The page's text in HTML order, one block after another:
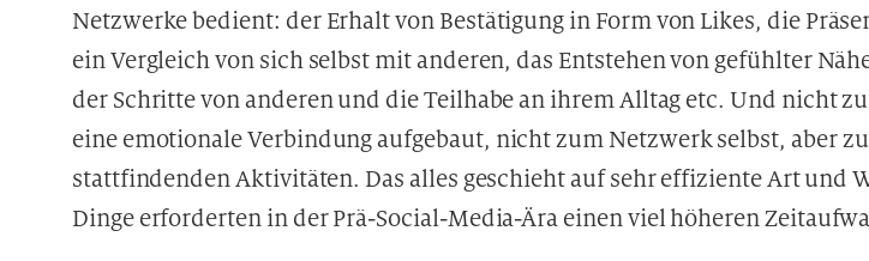
Netzwerke bedient: der Erhalt von Bestätigung in Form von Likes, die
ein Vergleich von sich selbst mit anderen, das Entstehen von gefühlter
der Schritte von anderen und die Teilhabe an ihrem Alltag etc. Und nicht
eine emotionale Verbindung aufgebaut, nicht zum Netzwerk selbst, aber
stattfindenden Aktivitäten. Das alles geschieht auf sehr effiziente Art und
Dinge erforderten in der Prä-Social-Media-Ära einen viel höheren